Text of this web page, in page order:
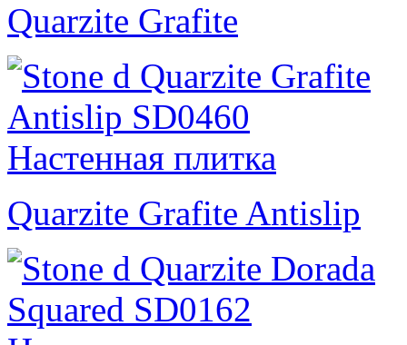
Quarzite Grafite
Quarzite Grafite Antislip